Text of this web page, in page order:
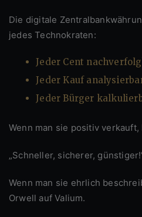
Die digitale Zentralbankwährung ist der feuchte Traum
jedes Technokraten:
Jeder Cent
Jeder Kauf
Jeder Bürger
Wenn man sie positiv
„Schneller, sicherer,
Wenn man sie ehrlich beschreibt, klingt sie wie George
Orwell auf Valium.